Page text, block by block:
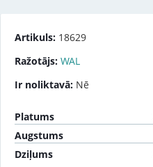
Artikuls: 18629
Ražotājs: WAL
Ir noliktavā: Nē
Platums
Augstums
Dziļums